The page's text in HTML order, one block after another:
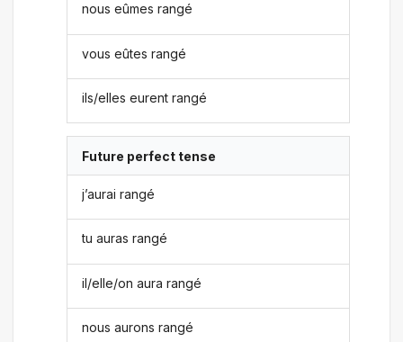
nous eûmes rangé
vous eûtes rangé
ils/elles eurent rangé
Future perfect tense
j’aurai rangé
tu auras rangé
il/elle/on aura rangé
nous aurons rangé